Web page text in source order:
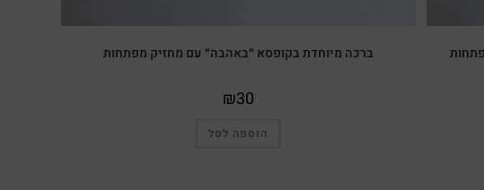
ברכה מיוחדת בקופסא ״באהבה״ עם מחזיק מפתחות
₪30
הוספה לסל